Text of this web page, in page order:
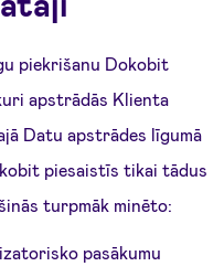
piekrišanu Dokobit
apstrādās Klienta
Datu apstrādes līgumā
piesaistīs tikai tādus
turpmāk minēto:
pasākumu